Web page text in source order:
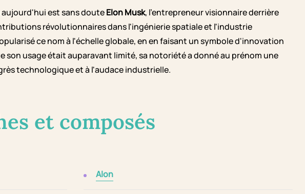
est sans douteElon Musk, l'entrepreneur visionnaire derrière
révolutionnaires dans l'ingénierie spatiale et l'industrie
ce nom à l'échelle globale, en en faisant un symbole d'innovation
son usage était auparavant limité, sa notoriété a donné au prénom une
technologique et à l'audace industrielle.
et composés
Alon